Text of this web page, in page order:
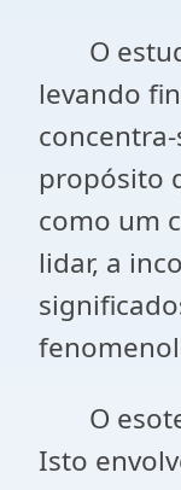
O
levando
propósito
como um
lidar, a
O
Isto